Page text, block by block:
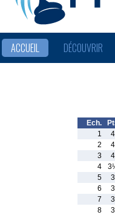
ACCUEIL DÉCOUVRIR
Ech.
1
4
2
4
3
4
4
5
3
6
3
7
3
8
3